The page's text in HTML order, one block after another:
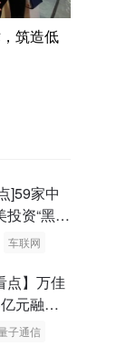
筑造低
]59家中
投资“黑名
院启动
车联网
点】万佳
元融资
通信标
子通信